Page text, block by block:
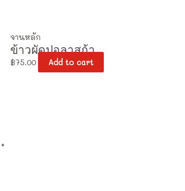
จานหลัก
ข้าวผัดปูอลาสก้า
฿75.00 Add to cart